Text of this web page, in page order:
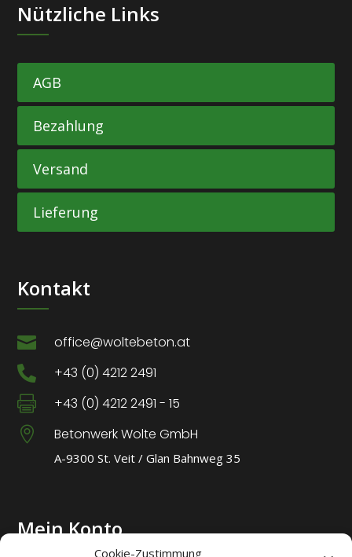
Cookie-Zustimmung
Nützliche Links
AGB
Bezahlung
Versand
Lieferung
Kontakt
 office@woltebeton.at
 +43 (0) 4212 2491
 +43 (0) 4212 2491 - 15
 Betonwerk Wolte GmbH
A-9300 St. Veit / Glan Bahnweg 35
Mein Konto